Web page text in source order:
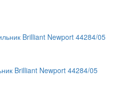
Brilliant Newport 44284/05